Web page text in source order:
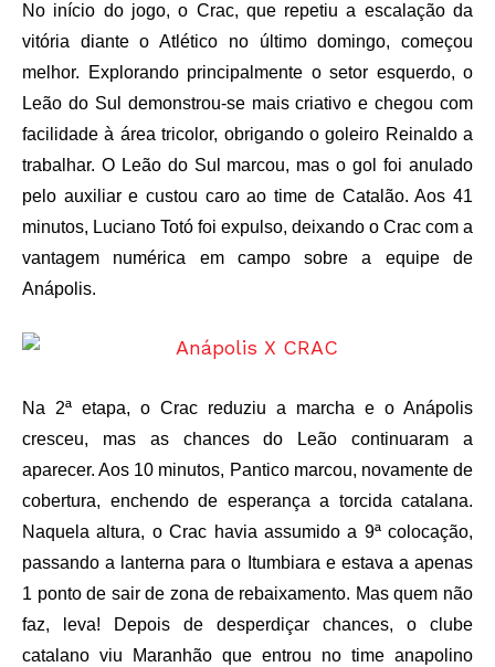
No início do jogo, o Crac, que repetiu a escalação da
vitória diante o Atlético no último domingo, começou
melhor. Explorando principalmente o setor esquerdo, o
Leão do Sul demonstrou-se mais criativo e chegou com
facilidade à área tricolor, obrigando o goleiro Reinaldo a
trabalhar. O Leão do Sul marcou, mas o gol foi anulado
pelo auxiliar e custou caro ao time de Catalão. Aos 41
minutos, Luciano Totó foi expulso, deixando o Crac com a
vantagem numérica em campo sobre a equipe de
Anápolis.
Na 2ª etapa, o Crac reduziu a marcha e o Anápolis
cresceu, mas as chances do Leão continuaram a
aparecer. Aos 10 minutos, Pantico marcou, novamente de
cobertura, enchendo de esperança a torcida catalana.
Naquela altura, o Crac havia assumido a 9ª colocação,
passando a lanterna para o Itumbiara e estava a apenas
1 ponto de sair de zona de rebaixamento. Mas quem não
faz, leva! Depois de desperdiçar chances, o clube
catalano viu Maranhão que entrou no time anapolino